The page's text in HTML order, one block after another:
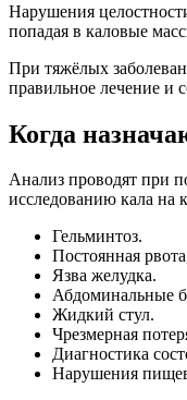
Нарушения
попадая в каловые
При тяжёлых
правильное лечение и
Когда
Анализ проводят при
исследованию кала на
Гельминтоз.
Постоянная
Язва желудка.
Абдоминальные
Жидкий стул.
Чрезмерная
Диагностика
Нарушения